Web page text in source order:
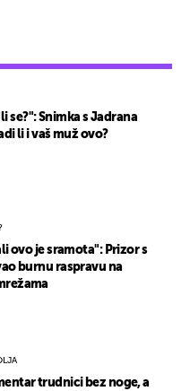
se?": Snimka s Jadrana
li i vaš muž ovo?
ovo je sramota": Prizor s
burnu raspravu na
trudnici bez noge, a